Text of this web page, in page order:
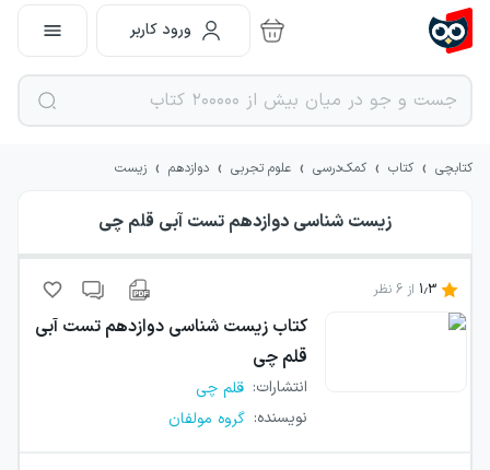
ورود کاربر
کتابچی › کتاب › کمک‌درسی › علوم تجربی › دوازدهم › زیست
زیست شناسی دوازدهم تست آبی قلم چی
1.3 از6 نظر
کتاب زیست شناسی دوازدهم تست آبی
قلم چی
انتشارات: قلم چی
نویسنده: گروه مولفان